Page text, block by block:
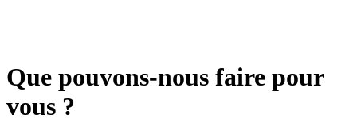
Que pouvons-nous faire pour
vous ?